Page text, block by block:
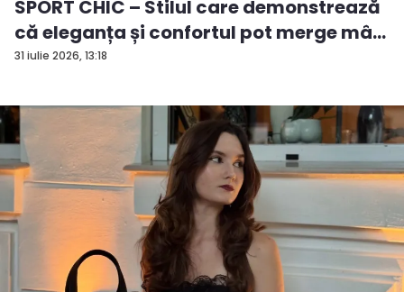
31 iulie 2026, 13:18
SPORT CHIC – Stilul care demonstrează
că eleganța și confortul pot merge mâ...